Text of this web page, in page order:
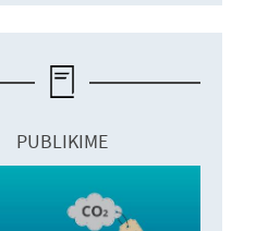
PUBLIKIME